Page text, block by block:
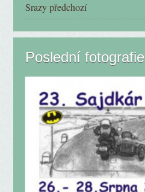
Srazy předchozí
Poslední fotografie